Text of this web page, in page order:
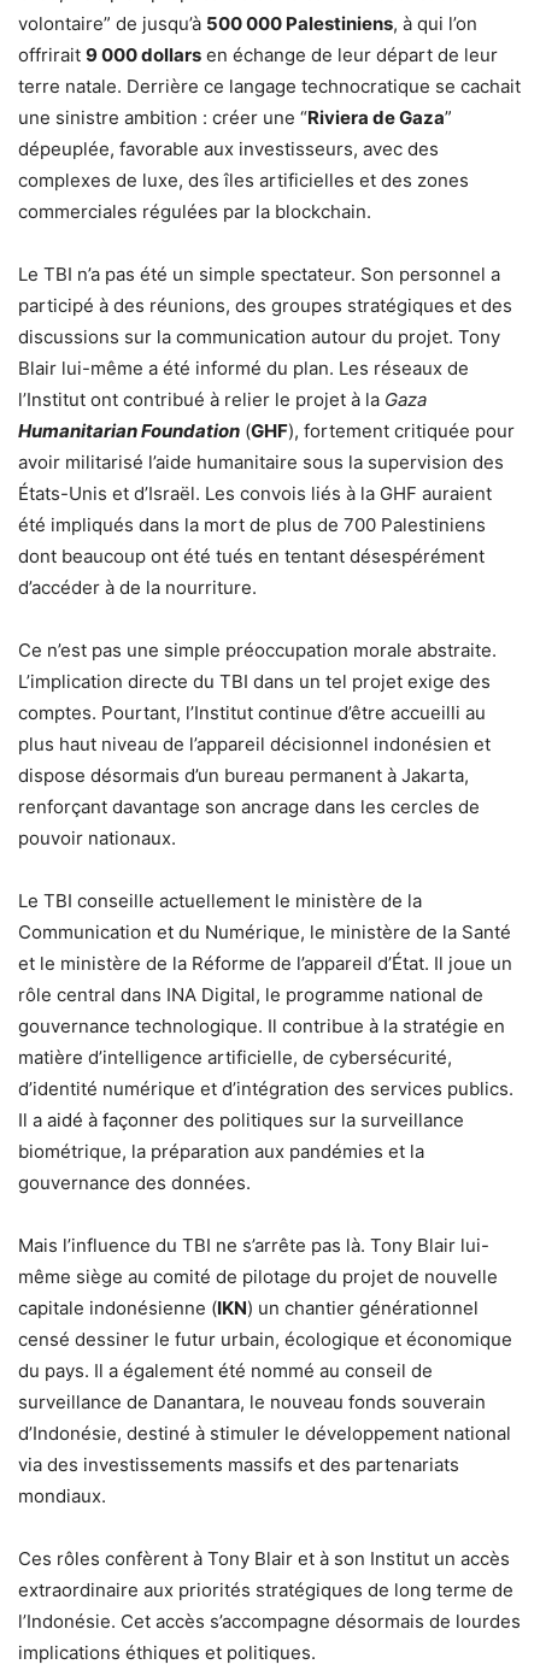
volontaire” de jusqu’à 500 000 Palestiniens, à qui l’on
offrirait 9 000 dollars en échange de leur départ de leur
terre natale. Derrière ce langage technocratique se cachait
une sinistre ambition : créer une “Riviera de Gaza”
dépeuplée, favorable aux investisseurs, avec des
complexes de luxe, des îles artificielles et des zones
commerciales régulées par la blockchain.
Le TBI n’a pas été un simple spectateur. Son personnel a
participé à des réunions, des groupes stratégiques et des
discussions sur la communication autour du projet. Tony
Blair lui-même a été informé du plan. Les réseaux de
l’Institut ont contribué à relier le projet à la Gaza
Humanitarian Foundation (GHF), fortement critiquée pour
avoir militarisé l’aide humanitaire sous la supervision des
États-Unis et d’Israël. Les convois liés à la GHF auraient
été impliqués dans la mort de plus de 700 Palestiniens
dont beaucoup ont été tués en tentant désespérément
d’accéder à de la nourriture.
Ce n’est pas une simple préoccupation morale abstraite.
L’implication directe du TBI dans un tel projet exige des
comptes. Pourtant, l’Institut continue d’être accueilli au
plus haut niveau de l’appareil décisionnel indonésien et
dispose désormais d’un bureau permanent à Jakarta,
renforçant davantage son ancrage dans les cercles de
pouvoir nationaux.
Le TBI conseille actuellement le ministère de la
Communication et du Numérique, le ministère de la Santé
et le ministère de la Réforme de l’appareil d’État. Il joue un
rôle central dans INA Digital, le programme national de
gouvernance technologique. Il contribue à la stratégie en
matière d’intelligence artificielle, de cybersécurité,
d’identité numérique et d’intégration des services publics.
Il a aidé à façonner des politiques sur la surveillance
biométrique, la préparation aux pandémies et la
gouvernance des données.
Mais l’influence du TBI ne s’arrête pas là. Tony Blair lui-
même siège au comité de pilotage du projet de nouvelle
capitale indonésienne (IKN) un chantier générationnel
censé dessiner le futur urbain, écologique et économique
du pays. Il a également été nommé au conseil de
surveillance de Danantara, le nouveau fonds souverain
d’Indonésie, destiné à stimuler le développement national
via des investissements massifs et des partenariats
mondiaux.
Ces rôles confèrent à Tony Blair et à son Institut un accès
extraordinaire aux priorités stratégiques de long terme de
l’Indonésie. Cet accès s’accompagne désormais de lourdes
implications éthiques et politiques.